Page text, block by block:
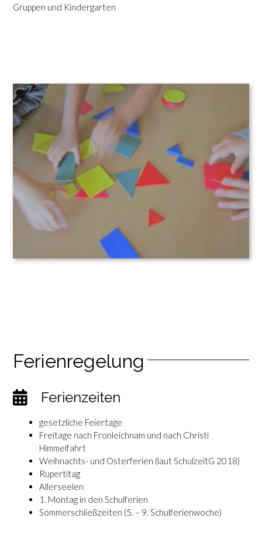
Gruppen und Kindergarten
Ferienregelung
Ferienzeiten
gesetzliche Feiertage
Freitage nach Fronleichnam und nach Christi
Himmelfahrt
Weihnachts- und Osterferien (laut SchulzeitG 2018)
Rupertitag
Allerseelen
1. Montag in den Schulferien
Sommerschließzeiten (5. – 9. Schulferienwoche)